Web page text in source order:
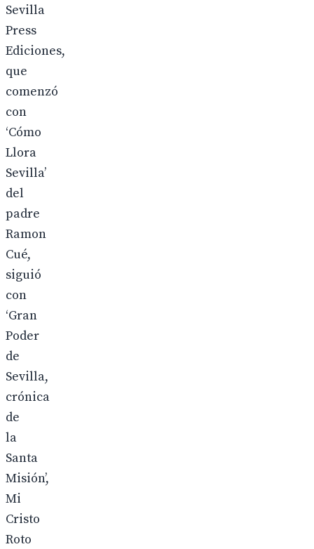
Sevilla
Press
Ediciones,
que
comenzó
con
‘Cómo
Llora
Sevilla’
del
padre
Ramon
Cué,
siguió
con
‘Gran
Poder
de
Sevilla,
crónica
de
la
Santa
Misión’,
Mi
Cristo
Roto